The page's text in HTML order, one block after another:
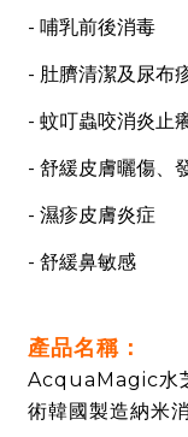
- 哺乳前後消毒
- 肚臍清潔及尿布
- 蚊叮蟲咬消炎止
- 舒緩皮膚曬傷、
- 濕疹皮膚炎症
- 舒緩鼻敏感
產品名稱：
AcquaMagic水
術韓國製造納米